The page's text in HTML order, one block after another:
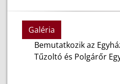
Galéria
Bemutatkozik az
Tűzoltó és Polgárőr